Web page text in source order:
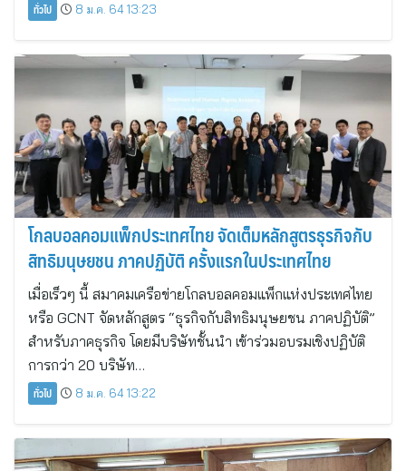
ทั่วไป 8 ม.ค. 64 13:23
โกลบอลคอมแพ็กประเทศไทย จัดเต็มหลักสูตรธุรกิจกับ
สิทธิมนุษยชน ภาคปฏิบัติ ครั้งแรกในประเทศไทย
เมื่อเร็วๆ นี้ สมาคมเครือข่ายโกลบอลคอมแพ็กแห่งประเทศไทย
หรือ GCNT จัดหลักสูตร “ธุรกิจกับสิทธิมนุษยชน ภาคปฏิบัติ”
สำหรับภาคธุรกิจ โดยมีบริษัทชั้นนำ เข้าร่วมอบรมเชิงปฏิบัติ
การกว่า 20 บริษัท…
ทั่วไป 8 ม.ค. 64 13:22